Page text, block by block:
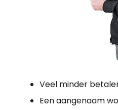
Veel minder
Een aangenaam